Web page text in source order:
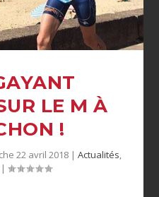
LE M À
!
22 avril 2018 | Actualités,
|